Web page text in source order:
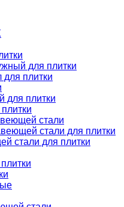
для плитки
плитки
для плитки
стали
стали для плитки
стали для плитки